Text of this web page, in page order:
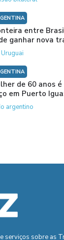
entre
ganhar nova
de 60 anos
em Puerto
argentino
serviços sobre as